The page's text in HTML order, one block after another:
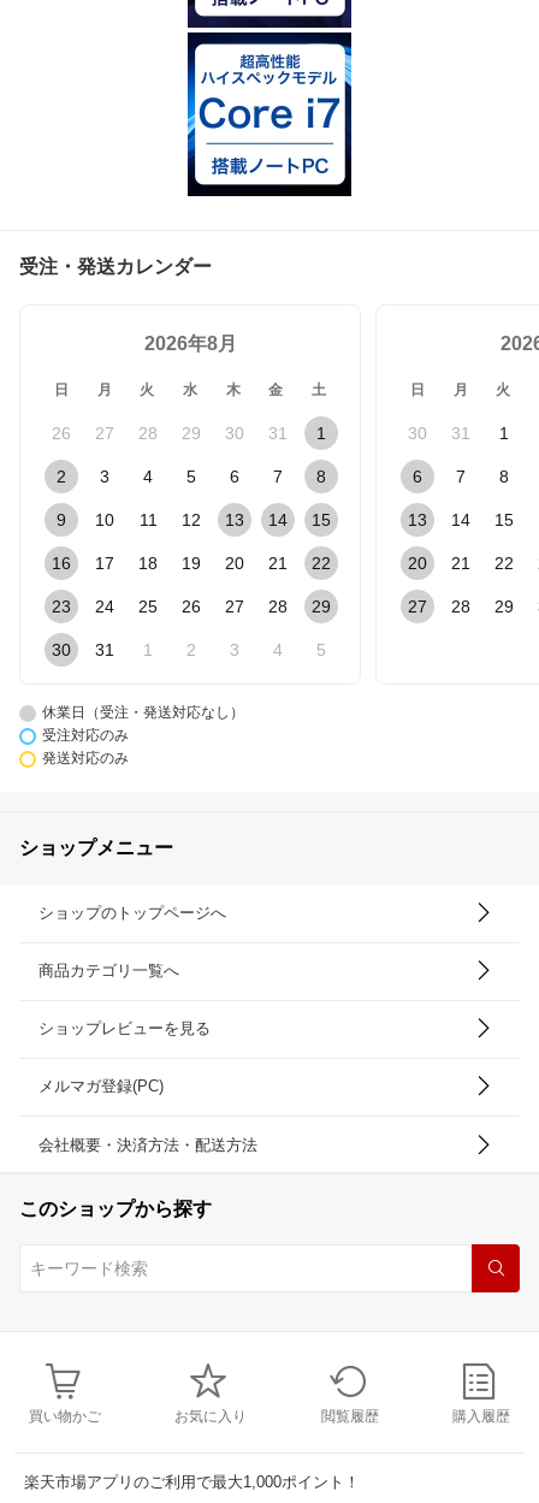
受注・発送カレンダー
2026年8月
日 月 火 水 木 金 土
26 27 28 29 30 31 1
2 3 4 5 6 7 8
9 10 11 12 13 14 15
16 17 18 19 20 21 22
23 24 25 26 27 28 29
30 31 1 2 3 4 5
日 月 火
30 31 1
6 7 8
13 14 15
20 21 22
27 28 29
休業日（受注・発送対応なし）
受注対応のみ
発送対応のみ
ショップメニュー
ショップのトップページへ
商品カテゴリ一覧へ
ショップレビューを見る
メルマガ登録(PC)
会社概要・決済方法・配送方法
このショップから探す
買い物かご お気に入り 閲覧履歴 購入履歴
楽天市場アプリのご利用で最大1,000ポイント！